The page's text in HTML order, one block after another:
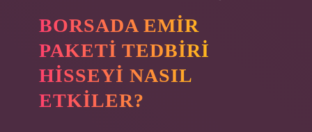
BORSADA EMIR
PAKETI TEDBIRI
HISSEYI NASIL
ETKILER?